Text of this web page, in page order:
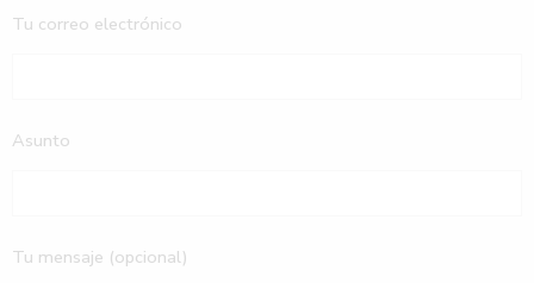
Tu correo electrónico
Asunto
Tu mensaje (opcional)